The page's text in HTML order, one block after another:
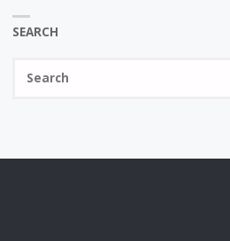
SEARCH